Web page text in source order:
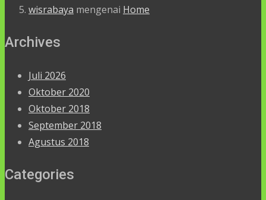
wisrabaya mengenai Home
Archives
Juli 2026
Oktober 2020
Oktober 2018
September 2018
Agustus 2018
Categories